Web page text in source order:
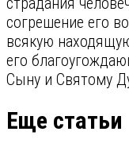
согрешение его
всякую
его
Сыну и Святому
Еще статьи